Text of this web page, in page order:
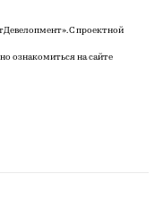
С проектной
ознакомиться на сайте